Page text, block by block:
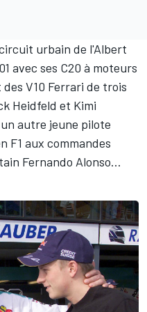
urbain de l'Albert
avec ses C20 à moteurs
V10 Ferrari de trois
Heidfeld et Kimi
autre jeune pilote
F1 aux commandes
Fernando Alonso...